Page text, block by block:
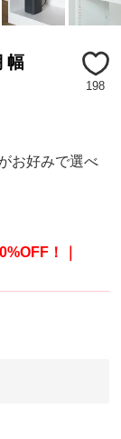
幅
198
お好みで選べ
！｜